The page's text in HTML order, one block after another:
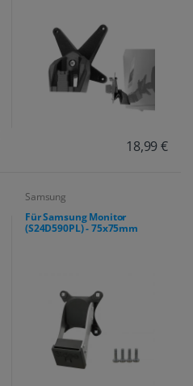
18,99 €
Samsung
Für Samsung Monitor
(S24D590PL) - 75x75mm